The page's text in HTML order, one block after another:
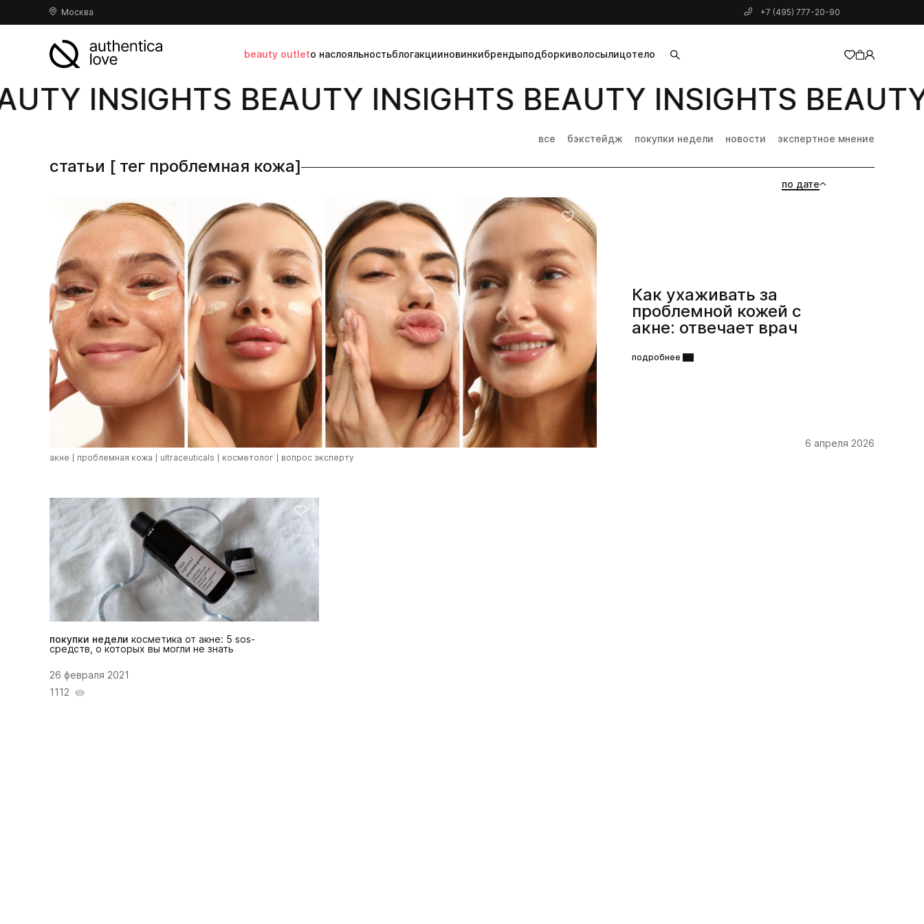
Москва +7 (495) 777-20-90
beauty outletо наслояльностьблогакцииновинкибрендыподборкиволосылицотело
добавлен в корзину
INSIGHTS BEAUTY INSIGHTS BEAUTY INSIGHTS
все бэкстейдж покупки недели новости экспертное мнение
статьи [ тег проблемная кожа]
по дате
Как ухаживать за
проблемной кожей с
акне: отвечает врач
подробнее
6 апреля 2026
акне проблемная кожа ultraceuticals косметолог вопрос эксперту
покупки недели косметика от акне: 5 sos-
средств, о которых вы могли не знать
26 февраля 2021
1112